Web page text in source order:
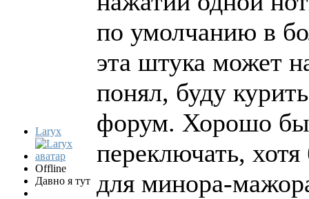
Laryx
Offline
Давно я тут
по умолчанию в
эта штука может
понял, буду
форум. Хорошо
переключать,
для минора-